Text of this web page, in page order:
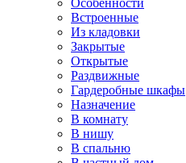
Особенности
Встроенные
Из кладовки
Закрытые
Открытые
Раздвижные
Гардеробные шкафы
Назначение
В комнату
В нишу
В спальню